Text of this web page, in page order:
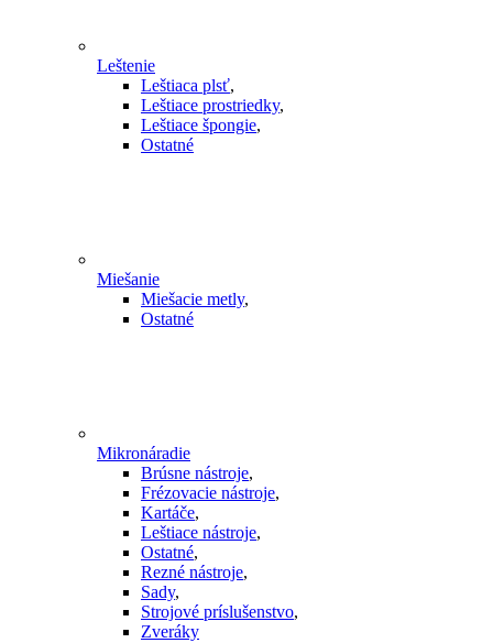
Leštenie
Leštiaca plsť,
Leštiace prostriedky,
Leštiace špongie,
Ostatné
Miešanie
Miešacie metly,
Ostatné
Mikronáradie
Brúsne nástroje,
Frézovacie nástroje,
Kartáče,
Leštiace nástroje,
Ostatné,
Rezné nástroje,
Sady,
Strojové príslušenstvo,
Zveráky